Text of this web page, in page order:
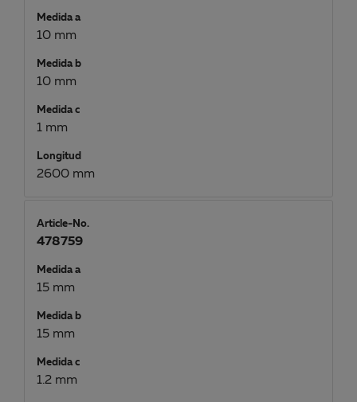
Medida a
10 mm
Medida b
10 mm
Medida c
1 mm
Longitud
2600 mm
Article-No.
478759
Medida a
15 mm
Medida b
15 mm
Medida c
1.2 mm